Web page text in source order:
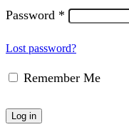
Password *
Lost password?
Remember Me
Log in